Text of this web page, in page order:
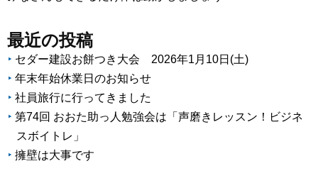
最近の投稿
セダー建設お餅つき大会 2026年1月10日(土)
年末年始休業日のお知らせ
社員旅行に行ってきました
第74回 おおた助っ人勉強会は「声磨きレッスン！ビジネ
スボイトレ」
擁壁は大事です